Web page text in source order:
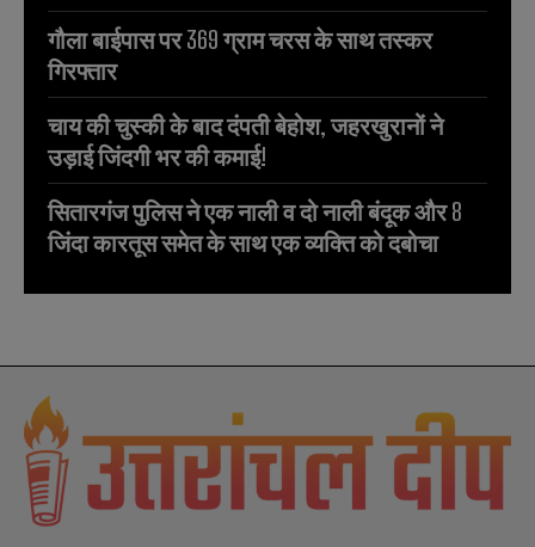
गौला बाईपास पर 369 ग्राम चरस के साथ तस्कर
गिरफ्तार
चाय की चुस्की के बाद दंपती बेहोश, जहरखुरानों ने
उड़ाई जिंदगी भर की कमाई!
सितारगंज पुलिस ने एक नाली व दो नाली बंदूक और 8
जिंदा कारतूस समेत के साथ एक व्यक्ति को दबोचा